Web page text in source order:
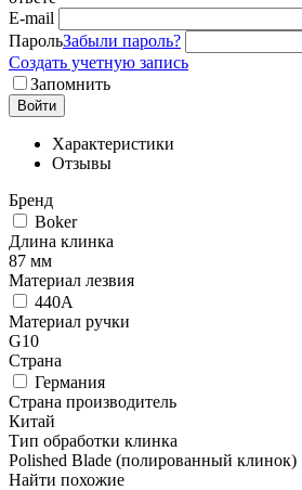
E-mail
ПарольЗабыли пароль?
Создать учетную запись
Запомнить
Войти
Характеристики
Отзывы
Бренд
Boker
Длина клинка
87 мм
Материал лезвия
440A
Материал ручки
G10
Страна
Германия
Страна производитель
Китай
Тип обработки клинка
Polished Blade (полированный клинок)
Найти похожие